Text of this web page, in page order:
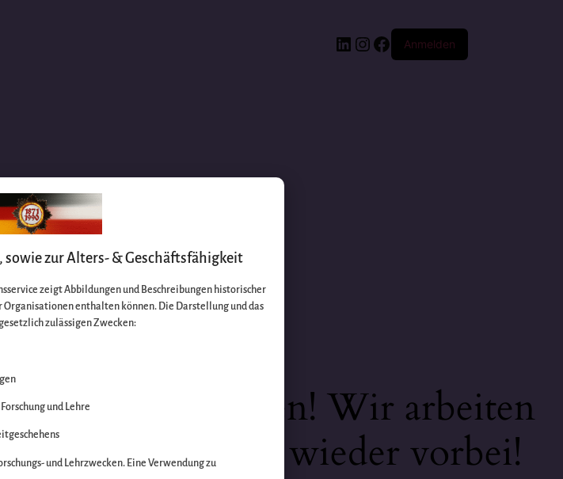
Anmelden
Wir arbeiten
Sie bald wieder vorbei!
sowie zur Alters- & Geschäftsfähigkeit
zeigt Abbildungen und Beschreibungen historischer
enthalten können. Die Darstellung und das
zulässigen Zwecken:
und Lehre
und Lehrzwecken. Eine Verwendung zu